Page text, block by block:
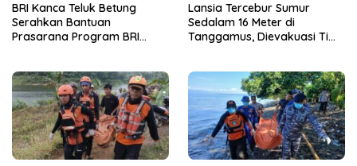
BRI Kanca Teluk Betung
Serahkan Bantuan
Prasarana Program BRI
LAZDAI
Lansia Tercebur Sumur
Sedalam 16 Meter di
Tanggamus, Dievakuasi Tim